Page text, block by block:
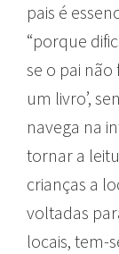
pais é
“porque
se o pai não
um livro’,
navega na
tornar a
crianças a
voltadas
locais, tem-